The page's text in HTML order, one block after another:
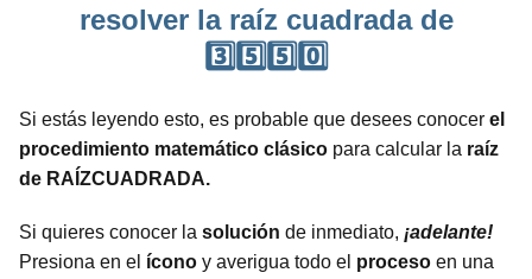
resolver la raíz cuadrada de
3️⃣5️⃣5️⃣0️⃣
Si estás leyendo esto, es probable que desees conocer el
procedimiento matemático clásico para calcular la raíz
de RAÍZCUADRADA.
Si quieres conocer la solución de inmediato, ¡adelante!
Presiona en el ícono y averigua todo el proceso en una